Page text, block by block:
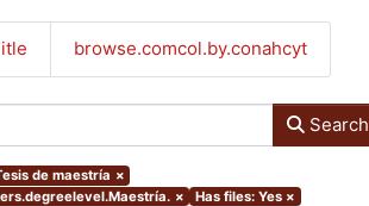
browse.comcol.by.conahcyt
Search
de maestría ×
× Has files: Yes ×